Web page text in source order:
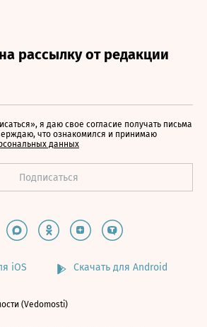
я даю свое согласие получать письма
что ознакомился и принимаю
данных
iOS Скачать для Android
(Vedomosti)